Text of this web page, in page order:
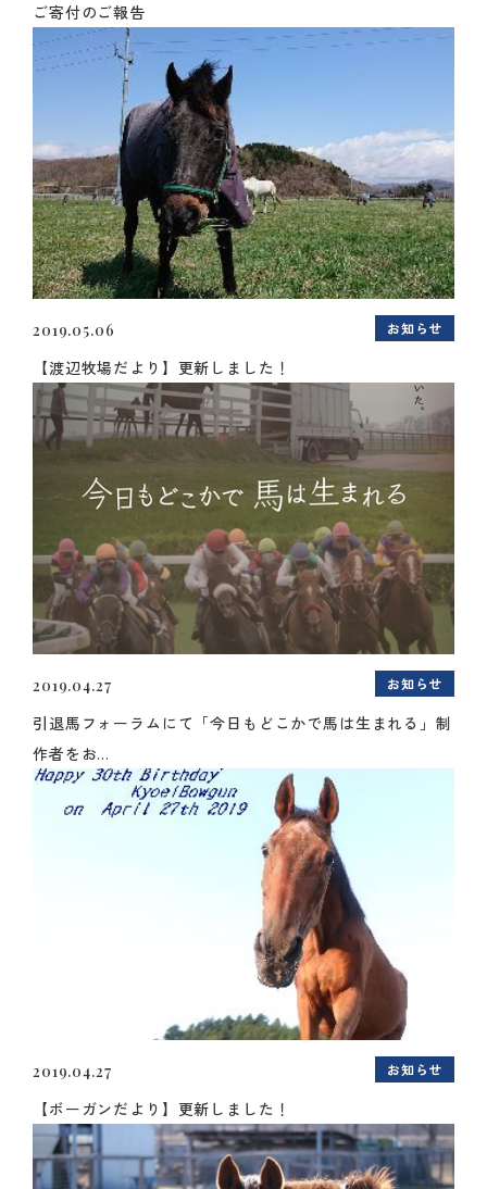
ご寄付のご報告
2019.05.06 お知らせ
【渡辺牧場だより】更新しました！
2019.04.27 お知らせ
引退馬フォーラムにて「今日もどこかで馬は生まれる」制
作者をお...
2019.04.27 お知らせ
【ボーガンだより】更新しました！